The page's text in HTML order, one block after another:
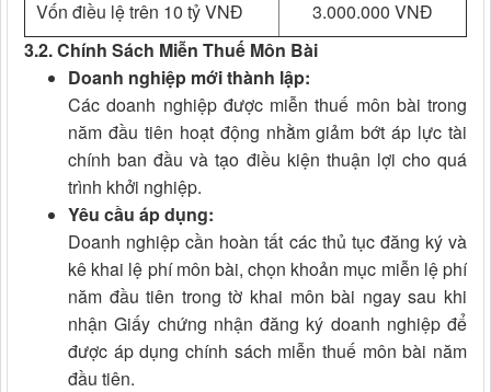
Vốn điều lệ trên 10 tỷ VNĐ
3.000.000 VNĐ
3.2. Chính Sách Miễn Thuế Môn Bài
Doanh nghiệp mới thành lập:
Các doanh nghiệp được miễn thuế môn bài trong
năm đầu tiên hoạt động nhằm giảm bớt áp lực tài
chính ban đầu và tạo điều kiện thuận lợi cho quá
trình khởi nghiệp.
Yêu cầu áp dụng:
Doanh nghiệp cần hoàn tất các thủ tục đăng ký và
kê khai lệ phí môn bài, chọn khoản mục miễn lệ phí
năm đầu tiên trong tờ khai môn bài ngay sau khi
nhận Giấy chứng nhận đăng ký doanh nghiệp để
được áp dụng chính sách miễn thuế môn bài năm
đầu tiên.